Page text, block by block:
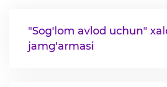
"Sog'lom avlod uchun"
jamg'armasi